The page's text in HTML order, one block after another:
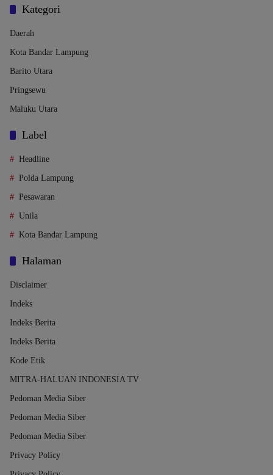
Kategori
Daerah
Kota Bandar Lampung
Barito Utara
Pringsewu
Maluku Utara
Label
Headline
Polda Lampung
Pesawaran
Unila
Kota Bandar Lampung
Halaman
Disclaimer
Indeks
Indeks Berita
Indeks Berita
Kode Etik
MITRA-HALUAN INDONESIA TV
Pedoman Media Siber
Pedoman Media Siber
Pedoman Media Siber
Privacy Policy